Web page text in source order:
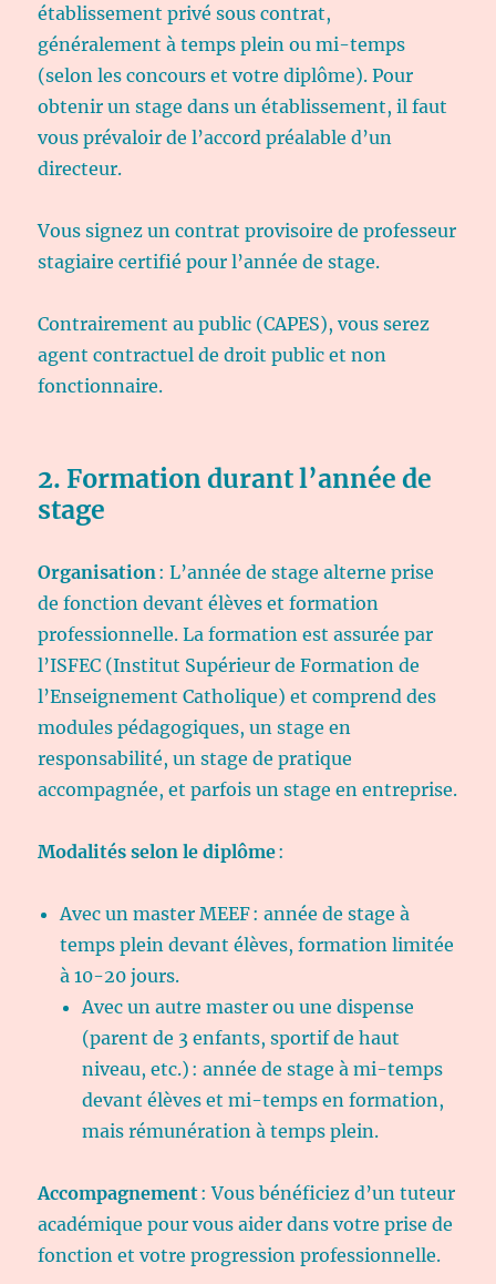
établissement privé sous contrat,
généralement à temps plein ou mi-temps
(selon les concours et votre diplôme). Pour
obtenir un stage dans un établissement, il faut
vous prévaloir de l’accord préalable d’un
directeur.
Vous signez un contrat provisoire de professeur
stagiaire certifié pour l’année de stage.
Contrairement au public (CAPES), vous serez
agent contractuel de droit public et non
fonctionnaire.
2. Formation durant l’année de
stage
Organisation : L’année de stage alterne prise
de fonction devant élèves et formation
professionnelle. La formation est assurée par
l’ISFEC (Institut Supérieur de Formation de
l’Enseignement Catholique) et comprend des
modules pédagogiques, un stage en
responsabilité, un stage de pratique
accompagnée, et parfois un stage en entreprise.
Modalités selon le diplôme:
Avec un master MEEF : année de stage à
temps plein devant élèves, formation limitée
à 10-20 jours.
Avec un autre master ou une dispense
(parent de 3 enfants, sportif de haut
niveau, etc.) : année de stage à mi-temps
devant élèves et mi-temps en formation,
mais rémunération à temps plein.
Accompagnement: Vous bénéficiez d’un tuteur
académique pour vous aider dans votre prise de
fonction et votre progression professionnelle.